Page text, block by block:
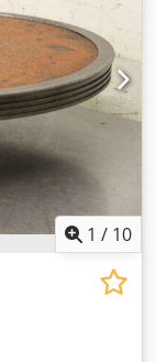
1 / 10